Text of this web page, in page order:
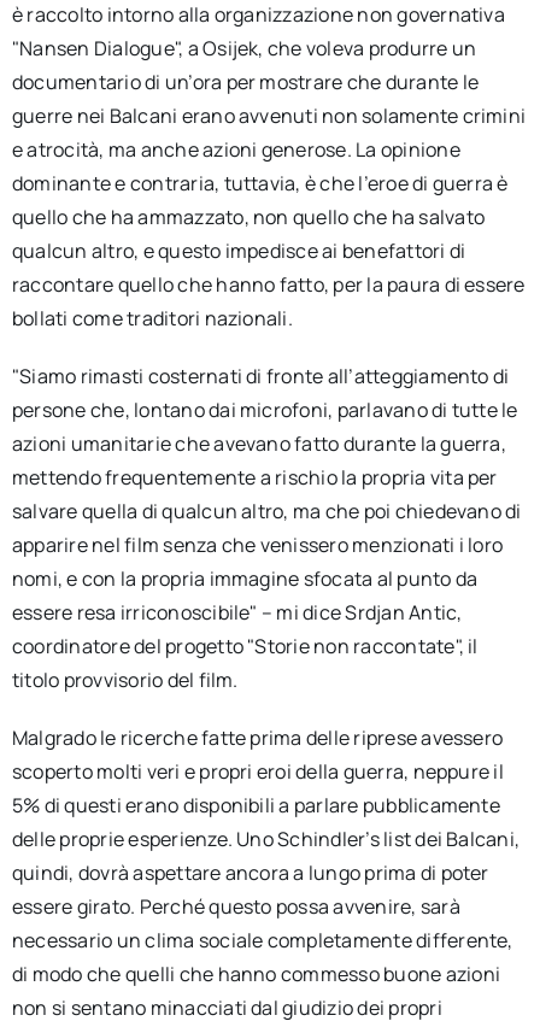
è raccolto intorno alla organizzazione non governativa
"Nansen Dialogue", a Osijek, che voleva produrre un
documentario di un’ora per mostrare che durante le
guerre nei Balcani erano avvenuti non solamente crimini
e atrocità, ma anche azioni generose. La opinione
dominante e contraria, tuttavia, è che l’eroe di guerra è
quello che ha ammazzato, non quello che ha salvato
qualcun altro, e questo impedisce ai benefattori di
raccontare quello che hanno fatto, per la paura di essere
bollati come traditori nazionali.
"Siamo rimasti costernati di fronte all’atteggiamento di
persone che, lontano dai microfoni, parlavano di tutte le
azioni umanitarie che avevano fatto durante la guerra,
mettendo frequentemente a rischio la propria vita per
salvare quella di qualcun altro, ma che poi chiedevano di
apparire nel film senza che venissero menzionati i loro
nomi, e con la propria immagine sfocata al punto da
essere resa irriconoscibile" – mi dice Srdjan Antic,
coordinatore del progetto "Storie non raccontate", il
titolo provvisorio del film.
Malgrado le ricerche fatte prima delle riprese avessero
scoperto molti veri e propri eroi della guerra, neppure il
5% di questi erano disponibili a parlare pubblicamente
delle proprie esperienze. Uno Schindler’s list dei Balcani,
quindi, dovrà aspettare ancora a lungo prima di poter
essere girato. Perché questo possa avvenire, sarà
necessario un clima sociale completamente differente,
di modo che quelli che hanno commesso buone azioni
non si sentano minacciati dal giudizio dei propri